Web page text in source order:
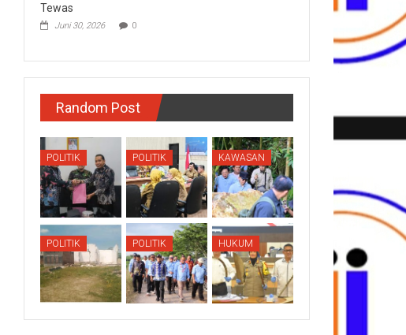
Tewas
Juni 30, 2026 0
Random Post
POLITIK POLITIK KAWASAN
POLITIK POLITIK HUKUM